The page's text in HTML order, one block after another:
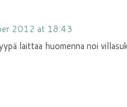
2012 at 18:43
laittaa huomenna noi